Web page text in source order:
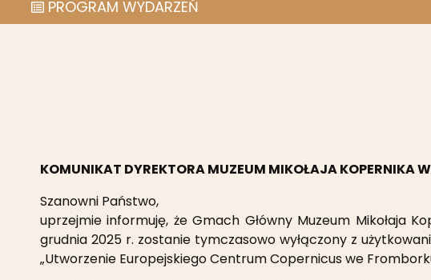
PROGRAM WYDARZEŃ
KOMUNIKAT DYREKTORA MUZEUM MIKOŁAJA KOPERNIKA
Szanowni Państwo,
uprzejmie informuję, że Gmach Główny Muzeum Mikołaja
grudnia 2025 r. zostanie tymczasowo wyłączony z
„Utworzenie Europejskiego Centrum Copernicus we